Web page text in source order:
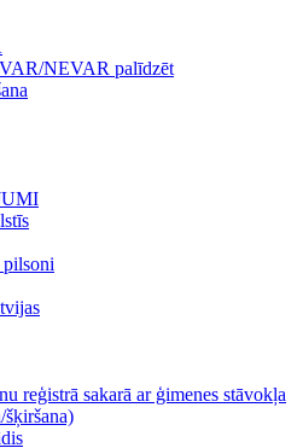
NEVAR palīdzēt
pilsoni
reģistrā sakarā ar ģimenes stāvokļa